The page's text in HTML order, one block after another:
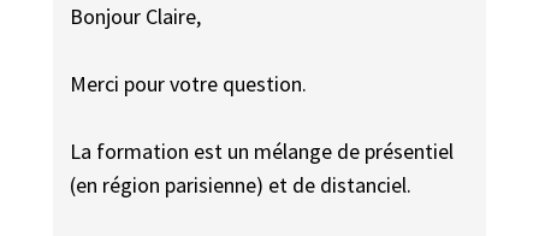
Bonjour Claire,
Merci pour votre question.
La formation est un mélange de présentiel
(en région parisienne) et de distanciel.